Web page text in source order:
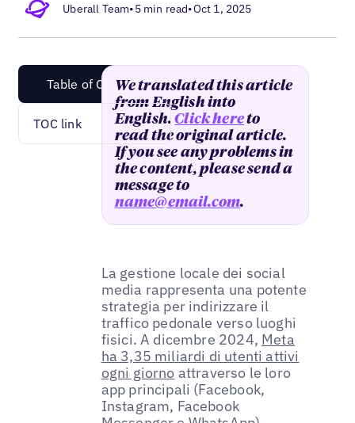
Uberall Team•5 min read•Oct 1, 2025
Table of Content
TOC link
We translated this article
from English into
English.Click hereto
read the original article.
If you see any problems in
the content, please send a
message to
name@email.com.
La gestione locale dei social
media rappresenta una potente
strategia per indirizzare il
traffico pedonale verso luoghi
fisici. A dicembre 2024, Meta
ha 3,35 miliardi di utenti attivi
ogni giorno attraverso le loro
app principali (Facebook,
Instagram, Facebook